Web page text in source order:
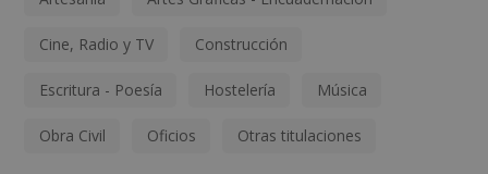
Cine, Radio y TV Construcción
Escritura - Poesía Hostelería Música
Obra Civil Oficios Otras titulaciones